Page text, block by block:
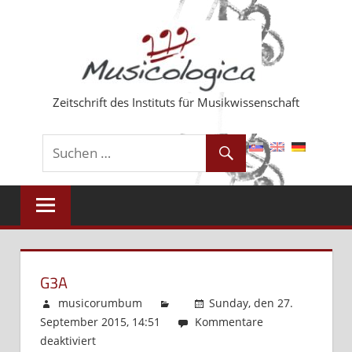
Zeitschrift des Instituts für Musikwissenschaft
G3A
musicorumbum
Sunday, den 27.
September 2015, 14:51
Kommentare
deaktiviert